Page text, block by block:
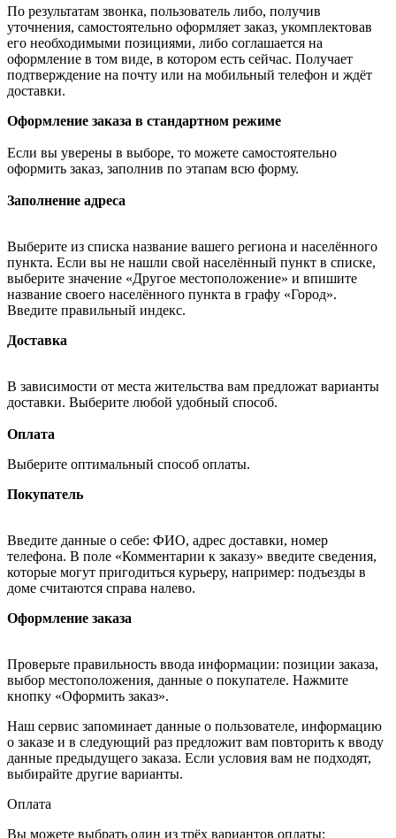
По результатам звонка, пользователь либо, получив
уточнения, самостоятельно оформляет заказ, укомплектовав
его необходимыми позициями, либо соглашается на
оформление в том виде, в котором есть сейчас. Получает
подтверждение на почту или на мобильный телефон и ждёт
доставки.
Оформление заказа в стандартном режиме
Если вы уверены в выборе, то можете самостоятельно
оформить заказ, заполнив по этапам всю форму.
Заполнение адреса
Выберите из списка название вашего региона и населённого
пункта. Если вы не нашли свой населённый пункт в списке,
выберите значение «Другое местоположение» и впишите
название своего населённого пункта в графу «Город».
Введите правильный индекс.
Доставка
В зависимости от места жительства вам предложат варианты
доставки. Выберите любой удобный способ.
Оплата
Выберите оптимальный способ оплаты.
Покупатель
Введите данные о себе: ФИО, адрес доставки, номер
телефона. В поле «Комментарии к заказу» введите сведения,
которые могут пригодиться курьеру, например: подъезды в
доме считаются справа налево.
Оформление заказа
Проверьте правильность ввода информации: позиции заказа,
выбор местоположения, данные о покупателе. Нажмите
кнопку «Оформить заказ».
Наш сервис запоминает данные о пользователе, информацию
о заказе и в следующий раз предложит вам повторить к вводу
данные предыдущего заказа. Если условия вам не подходят,
выбирайте другие варианты.
Оплата
Вы можете выбрать один из трёх вариантов оплаты: